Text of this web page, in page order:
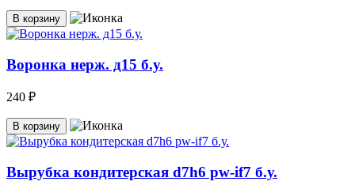
В корзину
Воронка нерж. д15 б.у.
240 ₽
В корзину
Вырубка кондитерская d7h6 pw-if7 б.у.